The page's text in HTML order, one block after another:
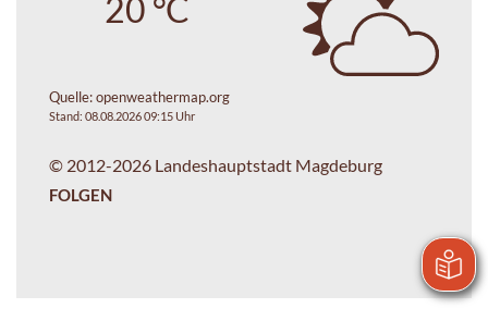
20 °C
Quelle:openweathermap.org
Stand: 08.08.2026 09:15 Uhr
© 2012-2026 Landeshauptstadt Magdeburg
FOLGEN